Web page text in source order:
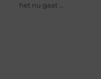
het nu gaat ...